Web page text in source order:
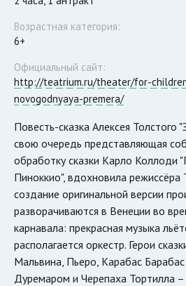
Возрастная категория:
6+
Официальный сайт:
http://teatrium.ru/theater/for-
novogodnyaya-premera/
Повесть-сказка Алексея Толстого
свою очередь представляющая
обработку сказки Карло Коллоди
Пиноккио", вдохновила режиссёра
создание оригинальной версии
разворачиваются в Венеции во
карнавала: прекрасная музыка
располагается оркестр. Герои
Мальвина, Пьеро, Карабас
Дуремаром и Черепаха Тортилла